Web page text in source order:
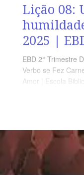
Lição 08:
2025 |
EBD 2° Trimestre
Verbo se Fez
Amor | Escola
no percurso do
LEITURA DIÁRIA
humildade com
Humildemente